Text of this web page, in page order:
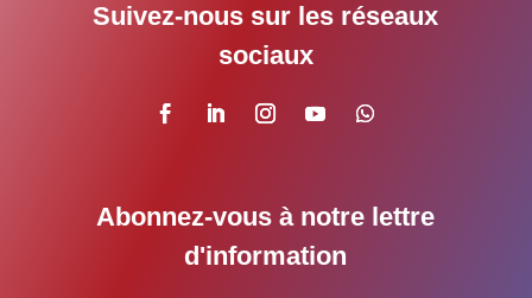
Suivez-nous sur les réseaux
sociaux
Abonnez-vous à notre lettre
d'information